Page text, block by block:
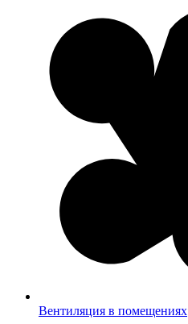
Вентиляция в помещениях